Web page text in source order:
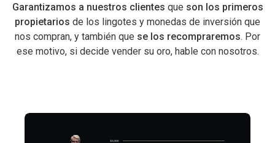
Garantizamos a nuestros clientes que son los primeros
propietarios de los lingotes y monedas de inversión que
nos compran, y también que se los recompraremos. Por
ese motivo, si decide vender su oro, hable con nosotros.